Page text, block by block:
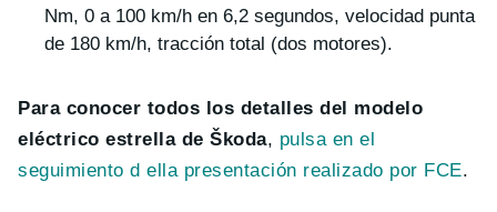
Nm, 0 a 100 km/h en 6,2 segundos, velocidad punta
de 180 km/h, tracción total (dos motores).
Para conocer todos los detalles del modelo
eléctrico estrella de Škoda, pulsa en el
seguimiento d ella presentación realizado por FCE.